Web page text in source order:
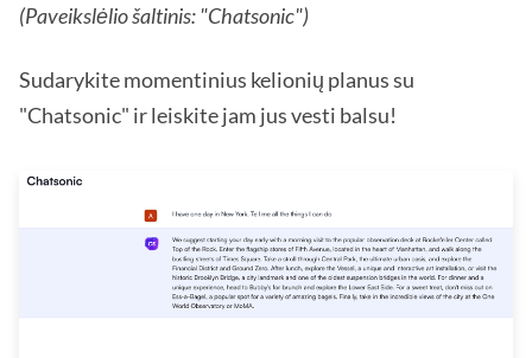
(Paveikslėlio šaltinis: "Chatsonic")
Sudarykite momentinius kelionių planus su
"Chatsonic" ir leiskite jam jus vesti balsu!